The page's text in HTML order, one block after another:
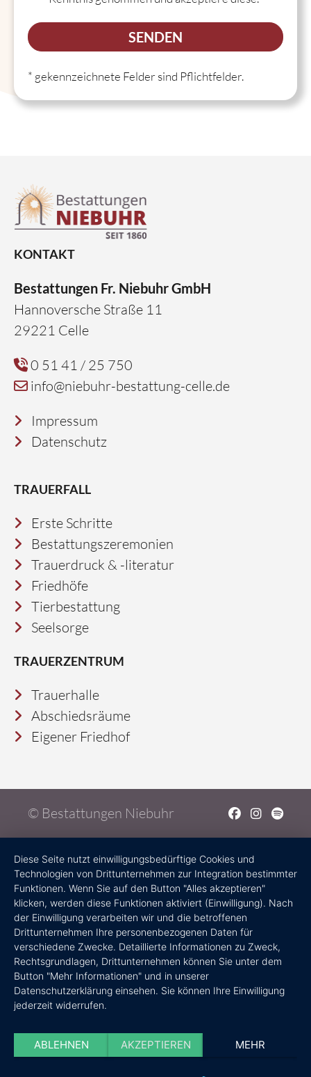
* gekennzeichnete Felder sind Pflichtfelder.
KONTAKT
Bestattungen Fr. Niebuhr GmbH
Hannoversche Straße 11
29221 Celle
0 51 41 / 25 750
info@niebuhr-bestattung-celle.de
Impressum
Datenschutz
TRAUERFALL
Erste Schritte
Bestattungszeremonien
Trauerdruck & -literatur
Friedhöfe
Tierbestattung
Seelsorge
TRAUERZENTRUM
Trauerhalle
Abschiedsräume
Eigener Friedhof
© Bestattungen Niebuhr
Diese Seite nutzt einwilligungsbedürftige Cookies und
Technologien von Drittunternehmen zur Integration bestimmter
Funktionen. Wenn Sie auf den Button "Alles akzeptieren"
klicken, werden diese Funktionen aktiviert (Einwilligung). Nach
der Einwilligung verarbeiten wir und die betroffenen
Drittunternehmen Ihre personenbezogenen Daten für
verschiedene Zwecke. Detaillierte Informationen zu Zweck,
Rechtsgrundlagen, Drittunternehmen können Sie unter dem
Button "Mehr Informationen" und in unserer
Datenschutzerklärung einsehen. Sie können Ihre Einwilligung
jederzeit widerrufen.
ABLEHNEN AKZEPTIEREN MEHR